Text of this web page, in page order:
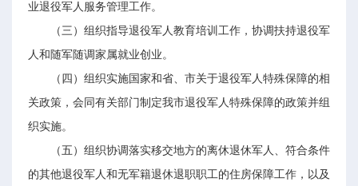
业退役军人服务管理工作。
（三）组织指导退役军人教育培训工作，协调扶持退役军
人和随军随调家属就业创业。
（四）组织实施国家和省、市关于退役军人特殊保障的相
关政策，会同有关部门制定我市退役军人特殊保障的政策并组
织实施。
（五）组织协调落实移交地方的离休退休军人、符合条件
的其他退役军人和无军籍退休退职职工的住房保障工作，以及